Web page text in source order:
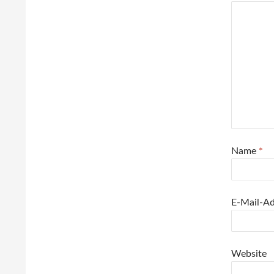
Name *
E-Mail-
Website